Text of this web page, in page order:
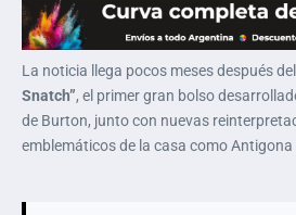
La noticia llega pocos meses después
Snatch”, el primer gran bolso
de Burton, junto con nuevas
emblemáticos de la casa como Antigona